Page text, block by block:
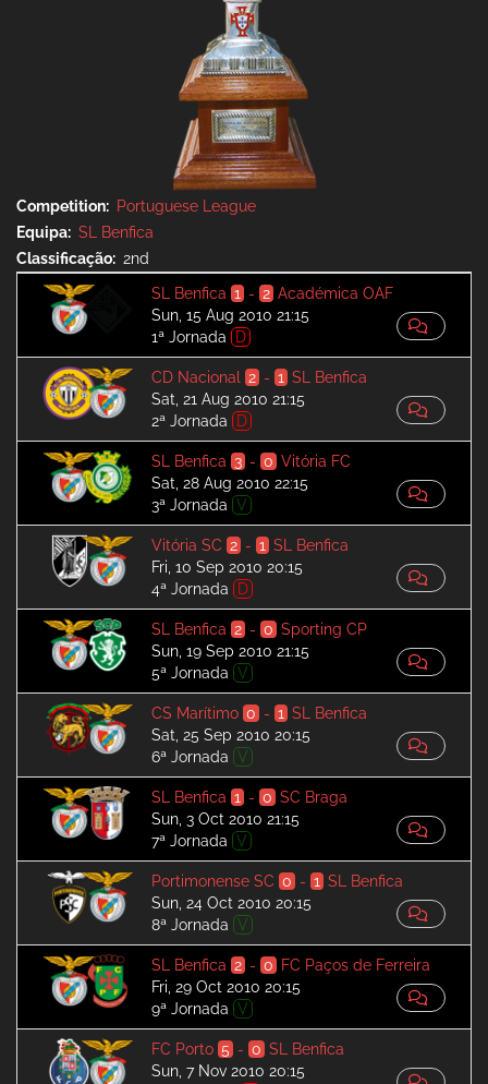
Competition
Portuguese League
Equipa
SL Benfica
Classificação
2nd
SL Benfica 1 - 2 Académica OAF
Sun, 15 Aug 2010 21:15
1ª Jornada
D
CD Nacional 2 - 1 SL Benfica
Sat, 21 Aug 2010 21:15
2ª Jornada
D
SL Benfica 3 - 0 Vitória FC
Sat, 28 Aug 2010 22:15
3ª Jornada V
Vitória SC 2 - 1 SL Benfica
Fri, 10 Sep 2010 20:15
4ª Jornada
D
SL Benfica 2 - 0 Sporting CP
Sun, 19 Sep 2010 21:15
5ª Jornada V
CS Marítimo 0 - 1 SL Benfica
Sat, 25 Sep 2010 20:15
6ª Jornada V
SL Benfica 1 - 0 SC Braga
Sun, 3 Oct 2010 21:15
7ª Jornada V
Portimonense SC 0 - 1 SL Benfica
Sun, 24 Oct 2010 20:15
8ª Jornada V
SL Benfica 2 - 0
FC Paços de Ferreira
Fri, 29 Oct 2010 20:15
9ª Jornada V
FC Porto 5 - 0 SL Benfica
Sun, 7 Nov 2010 20:15